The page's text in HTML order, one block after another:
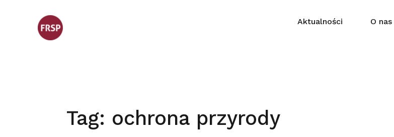
Aktualności O nas
Tag: ochrona przyrody